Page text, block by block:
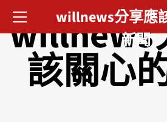
willnews
該關心
willnews分享應
新聞